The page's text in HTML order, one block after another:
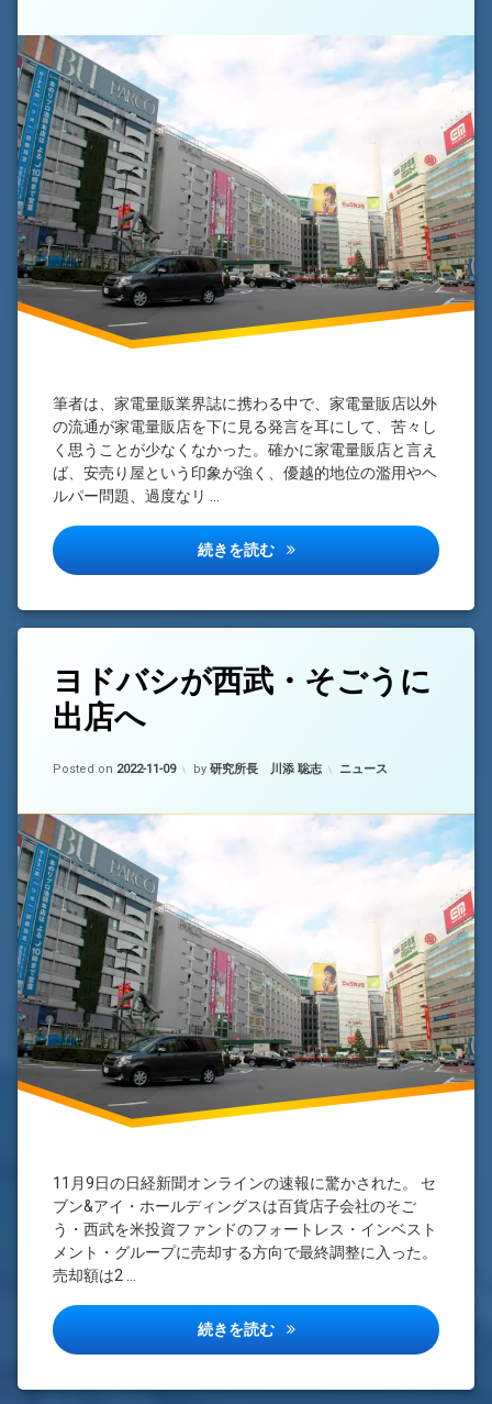
筆者は、家電量販業界誌に携わる中で、家電量販店以外
の流通が家電量販店を下に見る発言を耳にして、苦々し
く思うことが少なくなかった。確かに家電量販店と言え
ば、安売り屋という印象が強く、優越的地位の濫用やヘ
ルパー問題、過度なリ …
続きを読む 池袋ヨドバシ出店についての
ラ
西
武
池
袋
本
店
(池
袋
ヨ
ド
バ
シ
出
店
に
つ
い
て
の
感)
ヨドバシが西武・そごうに
出店へ
Posted on 2022-11-09
Updated on 2022-11-10
by 研究所長 川添 聡志 カテゴリー:
ニュース
11月9日の日経新聞オンラインの速報に驚かされた。 セ
ブン&アイ・ホールディングスは百貨店子会社のそご
う・西武を米投資ファンドのフォートレス・インベスト
メント・グループに売却する方向で最終調整に入った。
売却額は2 …
続きを読む ヨドバシが西武・そごうに出
ラ
千
葉
そ
ご
う
西
武・
そご
う
コ
メ
ン
ト
ど
(ヨ
ド
バ
シ
が
西
武・
そ
ご
う
に
出
店